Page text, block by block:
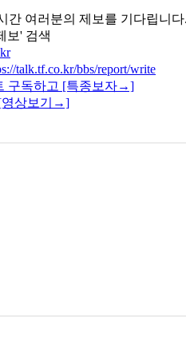
간 여러분의 제보를 기다립니다.
보' 검색
talk.tf.co.kr/bbs/report/write
구독하고 [특종보자→]
영상보기→]